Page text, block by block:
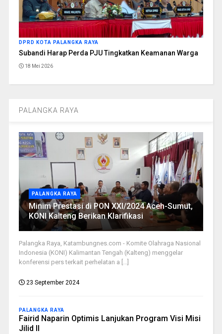
DPRD KOTA PALANGKA RAYA
Subandi Harap Perda PJU Tingkatkan Keamanan Warga
18 Mei 2026
PALANGKA RAYA
PALANGKA RAYA
Minim Prestasi di PON XXI/2024 Aceh-Sumut,
KONI Kalteng Berikan Klarifikasi
Palangka Raya, Katambungnes.com - Komite Olahraga Nasional
Indonesia (KONI) Kalimantan Tengah (Kalteng) menggelar
konferensi pers terkait perhelatan a [...]
23 September 2024
PALANGKA RAYA
Fairid Naparin Optimis Lanjukan Program Visi Misi
Jilid II